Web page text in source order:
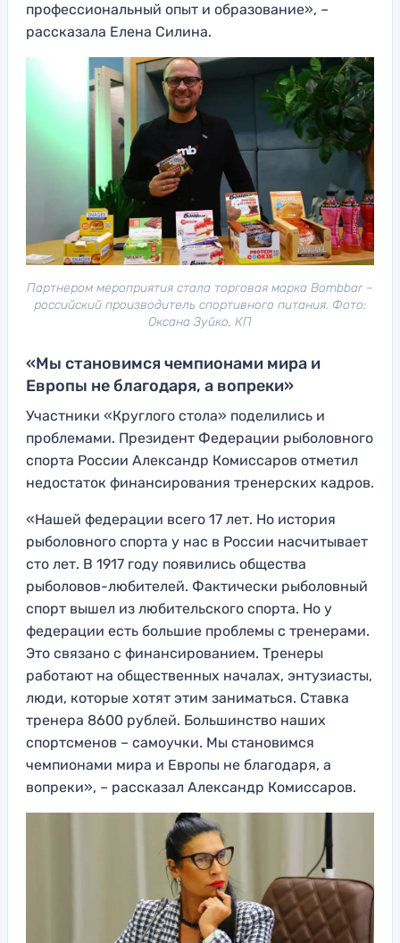
профессиональный опыт и образование», –
рассказала Елена Силина.
Партнером мероприятия стала торговая марка Bombbar –
российский производитель спортивного питания. Фото:
Оксана Зуйко, КП
«Мы становимся чемпионами мира и
Европы не благодаря, а вопреки»
Участники «Круглого стола» поделились и
проблемами. Президент Федерации рыболовного
спорта России Александр Комиссаров отметил
недостаток финансирования тренерских кадров.
«Нашей федерации всего 17 лет. Но история
рыболовного спорта у нас в России насчитывает
сто лет. В 1917 году появились общества
рыболовов-любителей. Фактически рыболовный
спорт вышел из любительского спорта. Но у
федерации есть большие проблемы с тренерами.
Это связано с финансированием. Тренеры
работают на общественных началах, энтузиасты,
люди, которые хотят этим заниматься. Ставка
тренера 8600 рублей. Большинство наших
спортсменов – самоучки. Мы становимся
чемпионами мира и Европы не благодаря, а
вопреки», – рассказал Александр Комиссаров.